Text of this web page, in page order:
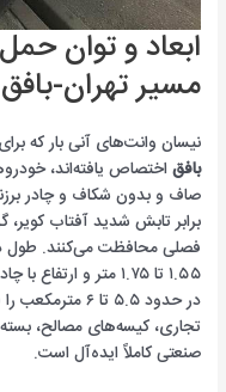
ابعاد و توان
مسیر تهران-بافق
نیسان وانت‌های آنی بار که
بافق اختصاص یافته‌اند،
صاف و بدون شکاف و چادر
برابر تابش شدید آفتاب کویر،
در حدود ۵.۵ تا
تجاری، کیسه‌های مصالح،
صنعتی کاملاً ایده‌آل است.